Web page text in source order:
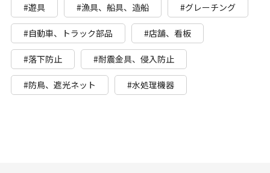
#遊具 #漁具、船具、造船 #グレーチング
#自動車、トラック部品 #店舗、看板
#落下防止 #耐震金具、侵入防止
#防鳥、遮光ネット #水処理機器